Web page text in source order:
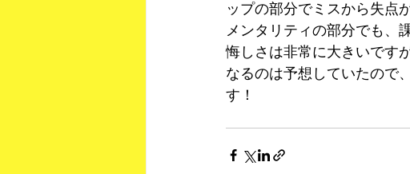
ップの部分でミスから失点
メンタリティの部分でも、
悔しさは非常に大きいです
なるのは予想していたので
す！